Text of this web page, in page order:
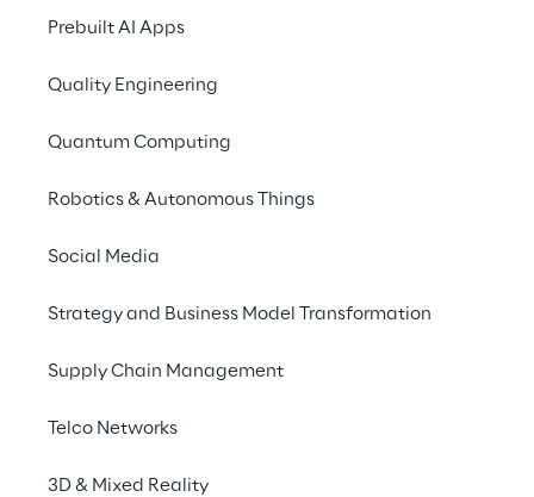
Prebuilt AI Apps
Quality Engineering
Quantum Computing
Robotics & Autonomous Things
Social Media
Strategy and Business Model Transformation
Supply Chain Management
Telco Networks
3D & Mixed Reality
ottimizzazione dei processi e delle
da Reply, WiseBuy
dai sistemi ufficiali di procurement, dalle
anagrafi fornitori e da diversi information